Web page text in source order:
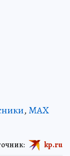
,MAX
kp.ru